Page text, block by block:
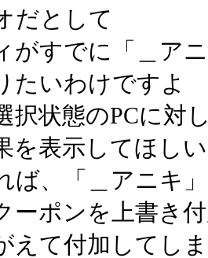
だとして
がすでに「＿ア
たいわけですよ
択状態のPCに対
を表示してほし
ば、「＿アニキ
ーポンを上書き
えて付加してし